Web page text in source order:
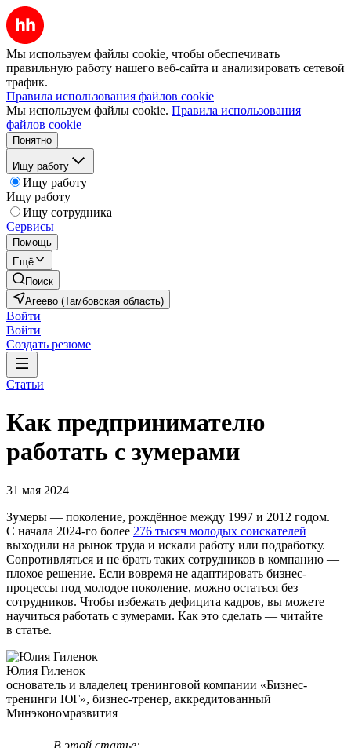
Мы используем файлы cookie, чтобы обеспечивать
правильную работу нашего веб-сайта и анализировать сетевой
трафик.
Правила использования файлов cookie
Мы используем файлы cookie. Правила использования
файлов cookie
Понятно
Ищу работу
Ищу работу
Ищу работу
Ищу сотрудника
Сервисы
Помощь
Ещё
Поиск
Агеево (Тамбовская область)
Войти
Войти
Создать резюме
Статьи
Как предпринимателю
работать с зумерами
31 мая 2024
Зумеры — поколение, рождённое между 1997 и 2012 годом.
С начала 2024-го более 276 тысяч молодых соискателей
выходили на рынок труда и искали работу или подработку.
Сопротивляться и не брать таких сотрудников в компанию —
плохое решение. Если вовремя не адаптировать бизнес-
процессы под молодое поколение, можно остаться без
сотрудников. Чтобы избежать дефицита кадров, вы можете
научиться работать с зумерами. Как это сделать — читайте
в статье.
Юлия Гиленок
основатель и владелец тренинговой компании «Бизнес-
тренинги ЮГ», бизнес-тренер, аккредитованный
Минэкономразвития
В этой статье: